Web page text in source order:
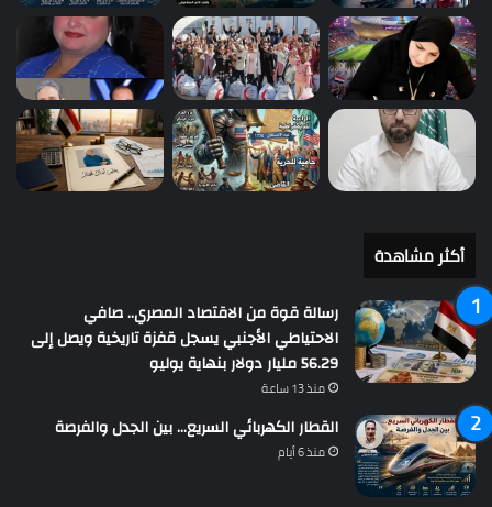
أكثر مشاهدة
رسالة قوة من الاقتصاد المصري.. صافي
الاحتياطي الأجنبي يسجل قفزة تاريخية ويصل إلى
56.29 مليار دولار بنهاية يوليو
منذ 13 ساعة
القطار الكهربائي السريع… بين الجدل والفرصة
منذ 6 أيام